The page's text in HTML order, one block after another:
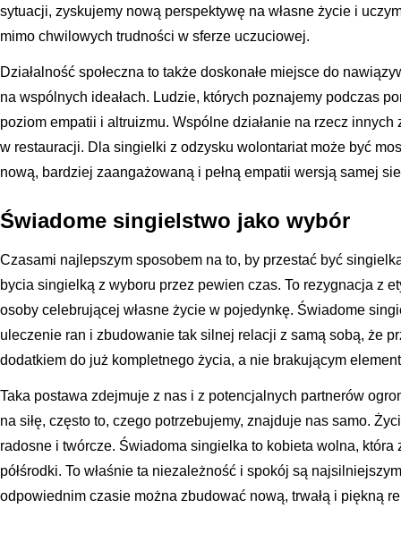
sytuacji, zyskujemy nową perspektywę na własne życie i
mimo chwilowych trudności w sferze uczuciowej.
Działalność społeczna to także doskonałe miejsce do
na wspólnych ideałach. Ludzie, których poznajemy podczas
poziom empatii i altruizmu. Wspólne działanie na rzecz
w restauracji. Dla singielki z odzysku wolontariat może być
nową, bardziej zaangażowaną i pełną empatii wersją samej
Świadome singielstwo jako wybór
Czasami najlepszym sposobem na to, by przestać być
bycia singielką z wyboru przez pewien czas. To rezygnacja z
osoby celebrującej własne życie w pojedynkę. Świadome
uleczenie ran i zbudowanie tak silnej relacji z samą sobą, że
dodatkiem do już kompletnego życia, a nie brakującym
Taka postawa zdejmuje z nas i z potencjalnych partnerów
na siłę, często to, czego potrzebujemy, znajduje nas samo.
radosne i twórcze. Świadoma singielka to kobieta wolna,
półśrodki. To właśnie ta niezależność i spokój są
odpowiednim czasie można zbudować nową, trwałą i piękną